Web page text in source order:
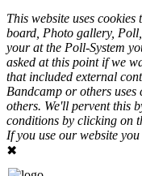
This website uses
board, Photo gallery,
your at the Poll-System
asked at this point if we
that included external
Bandcamp or others
others. We'll pervent this
conditions by clicking on
If you use our website
✖